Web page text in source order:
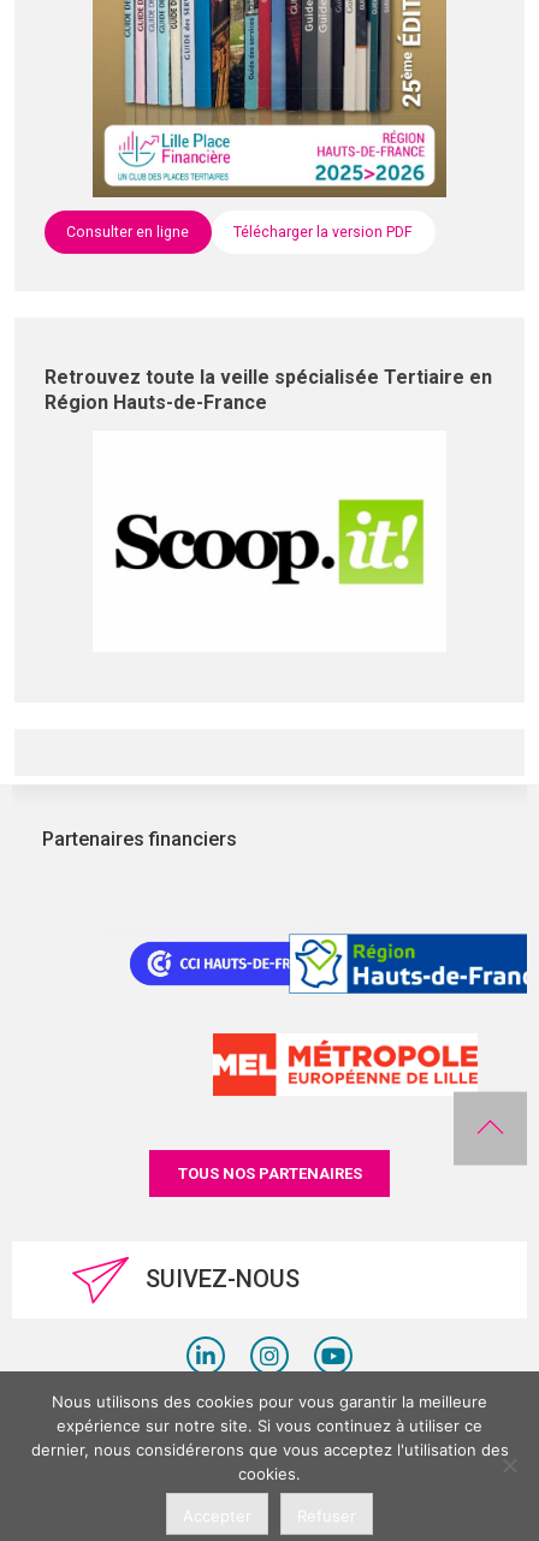
Consulter en ligne Télécharger la version PDF
Retrouvez toute la veille spécialisée Tertiaire en
Région Hauts-de-France
Partenaires financiers
TOUS NOS PARTENAIRES
SUIVEZ-NOUS
Politique de confidentialité
Mentions légales
Nous utilisons des cookies pour vous garantir la meilleure
expérience sur notre site. Si vous continuez à utiliser ce
dernier, nous considérerons que vous acceptez l'utilisation des
cookies.
Accepter Refuser